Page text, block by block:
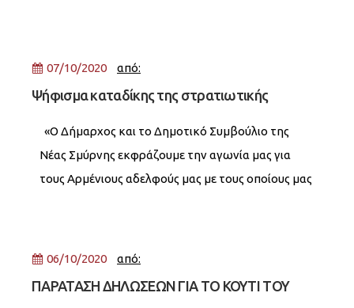
07/10/2020 από:
Ψήφισμα καταδίκης της στρατιωτικής
τον Δήμαρχο και το Δημοτικό Συμβούλιο Νέας
Σμύρνης
«Ο Δήμαρχος και το Δημοτικό Συμβούλιο της
Νέας Σμύρνης εκφράζουμε την αγωνία μας για
τους Αρμένιους αδελφούς μας με τους οποίους μας
06/10/2020 από:
ΠΑΡΑΤΑΣΗ ΔΗΛΩΣΕΩΝ ΓΙΑ ΤΟ ΚΟΥΤΙ ΤΟΥ